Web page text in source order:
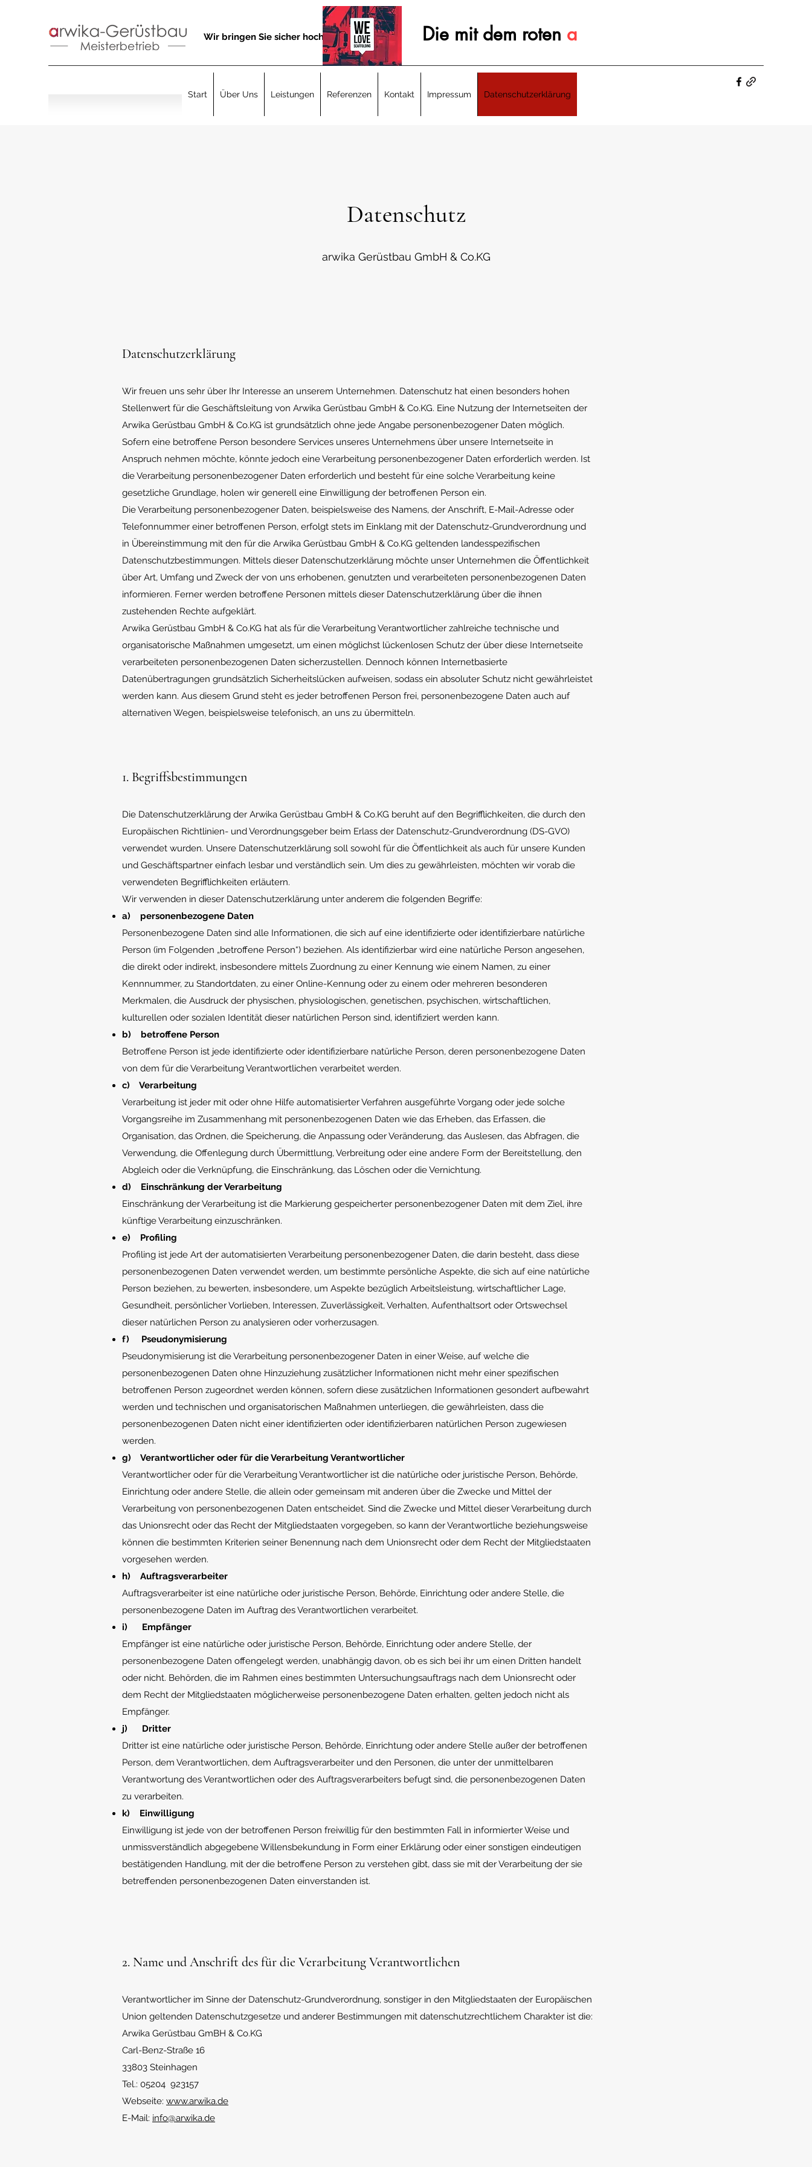
Wir bringen Sie sicher hoch!
Start Über Uns Leistungen Referenzen Kontakt Impressum Datenschutzerklärung
Die mit dem roten a
Datenschutz
arwika Gerüstbau GmbH & Co.KG
Datenschutzerklärung
Wir freuen uns sehr über Ihr Interesse an unserem Unternehmen. Datenschutz hat einen besonders hohen
Stellenwert für die Geschäftsleitung von Arwika Gerüstbau GmbH & Co.KG. Eine Nutzung der Internetseiten der
Arwika Gerüstbau GmbH & Co.KG ist grundsätzlich ohne jede Angabe personenbezogener Daten möglich.
Sofern eine betroffene Person besondere Services unseres Unternehmens über unsere Internetseite in
Anspruch nehmen möchte, könnte jedoch eine Verarbeitung personenbezogener Daten erforderlich werden. Ist
die Verarbeitung personenbezogener Daten erforderlich und besteht für eine solche Verarbeitung keine
gesetzliche Grundlage, holen wir generell eine Einwilligung der betroffenen Person ein.
Die Verarbeitung personenbezogener Daten, beispielsweise des Namens, der Anschrift, E-Mail-Adresse oder
Telefonnummer einer betroffenen Person, erfolgt stets im Einklang mit der Datenschutz-Grundverordnung und
in Übereinstimmung mit den für die Arwika Gerüstbau GmbH & Co.KG geltenden landesspezifischen
Datenschutzbestimmungen. Mittels dieser Datenschutzerklärung möchte unser Unternehmen die Öffentlichkeit
über Art, Umfang und Zweck der von uns erhobenen, genutzten und verarbeiteten personenbezogenen Daten
informieren. Ferner werden betroffene Personen mittels dieser Datenschutzerklärung über die ihnen
zustehenden Rechte aufgeklärt.
Arwika Gerüstbau GmbH & Co.KG hat als für die Verarbeitung Verantwortlicher zahlreiche technische und
organisatorische Maßnahmen umgesetzt, um einen möglichst lückenlosen Schutz der über diese Internetseite
verarbeiteten personenbezogenen Daten sicherzustellen. Dennoch können Internetbasierte
Datenübertragungen grundsätzlich Sicherheitslücken aufweisen, sodass ein absoluter Schutz nicht gewährleistet
werden kann. Aus diesem Grund steht es jeder betroffenen Person frei, personenbezogene Daten auch auf
alternativen Wegen, beispielsweise telefonisch, an uns zu übermitteln.
1. Begriffsbestimmungen
Die Datenschutzerklärung der Arwika Gerüstbau GmbH & Co.KG beruht auf den Begrifflichkeiten, die durch den
Europäischen Richtlinien- und Verordnungsgeber beim Erlass der Datenschutz-Grundverordnung (DS-GVO)
verwendet wurden. Unsere Datenschutzerklärung soll sowohl für die Öffentlichkeit als auch für unsere Kunden
und Geschäftspartner einfach lesbar und verständlich sein. Um dies zu gewährleisten, möchten wir vorab die
verwendeten Begrifflichkeiten erläutern.
Wir verwenden in dieser Datenschutzerklärung unter anderem die folgenden Begriffe:
a) personenbezogene Daten
Personenbezogene Daten sind alle Informationen, die sich auf eine identifizierte oder identifizierbare natürliche
Person (im Folgenden „betroffene Person“) beziehen. Als identifizierbar wird eine natürliche Person angesehen,
die direkt oder indirekt, insbesondere mittels Zuordnung zu einer Kennung wie einem Namen, zu einer
Kennnummer, zu Standortdaten, zu einer Online-Kennung oder zu einem oder mehreren besonderen
Merkmalen, die Ausdruck der physischen, physiologischen, genetischen, psychischen, wirtschaftlichen,
kulturellen oder sozialen Identität dieser natürlichen Person sind, identifiziert werden kann.
b) betroffene Person
Betroffene Person ist jede identifizierte oder identifizierbare natürliche Person, deren personenbezogene Daten
von dem für die Verarbeitung Verantwortlichen verarbeitet werden.
c) Verarbeitung
Verarbeitung ist jeder mit oder ohne Hilfe automatisierter Verfahren ausgeführte Vorgang oder jede solche
Vorgangsreihe im Zusammenhang mit personenbezogenen Daten wie das Erheben, das Erfassen, die
Organisation, das Ordnen, die Speicherung, die Anpassung oder Veränderung, das Auslesen, das Abfragen, die
Verwendung, die Offenlegung durch Übermittlung, Verbreitung oder eine andere Form der Bereitstellung, den
Abgleich oder die Verknüpfung, die Einschränkung, das Löschen oder die Vernichtung.
d) Einschränkung der Verarbeitung
Einschränkung der Verarbeitung ist die Markierung gespeicherter personenbezogener Daten mit dem Ziel, ihre
künftige Verarbeitung einzuschränken.
e) Profiling
Profiling ist jede Art der automatisierten Verarbeitung personenbezogener Daten, die darin besteht, dass diese
personenbezogenen Daten verwendet werden, um bestimmte persönliche Aspekte, die sich auf eine natürliche
Person beziehen, zu bewerten, insbesondere, um Aspekte bezüglich Arbeitsleistung, wirtschaftlicher Lage,
Gesundheit, persönlicher Vorlieben, Interessen, Zuverlässigkeit, Verhalten, Aufenthaltsort oder Ortswechsel
dieser natürlichen Person zu analysieren oder vorherzusagen.
f) Pseudonymisierung
Pseudonymisierung ist die Verarbeitung personenbezogener Daten in einer Weise, auf welche die
personenbezogenen Daten ohne Hinzuziehung zusätzlicher Informationen nicht mehr einer spezifischen
betroffenen Person zugeordnet werden können, sofern diese zusätzlichen Informationen gesondert aufbewahrt
werden und technischen und organisatorischen Maßnahmen unterliegen, die gewährleisten, dass die
personenbezogenen Daten nicht einer identifizierten oder identifizierbaren natürlichen Person zugewiesen
werden.
g) Verantwortlicher oder für die Verarbeitung Verantwortlicher
Verantwortlicher oder für die Verarbeitung Verantwortlicher ist die natürliche oder juristische Person, Behörde,
Einrichtung oder andere Stelle, die allein oder gemeinsam mit anderen über die Zwecke und Mittel der
Verarbeitung von personenbezogenen Daten entscheidet. Sind die Zwecke und Mittel dieser Verarbeitung durch
das Unionsrecht oder das Recht der Mitgliedstaaten vorgegeben, so kann der Verantwortliche beziehungsweise
können die bestimmten Kriterien seiner Benennung nach dem Unionsrecht oder dem Recht der Mitgliedstaaten
vorgesehen werden.
h) Auftragsverarbeiter
Auftragsverarbeiter ist eine natürliche oder juristische Person, Behörde, Einrichtung oder andere Stelle, die
personenbezogene Daten im Auftrag des Verantwortlichen verarbeitet.
i) Empfänger
Empfänger ist eine natürliche oder juristische Person, Behörde, Einrichtung oder andere Stelle, der
personenbezogene Daten offengelegt werden, unabhängig davon, ob es sich bei ihr um einen Dritten handelt
oder nicht. Behörden, die im Rahmen eines bestimmten Untersuchungsauftrags nach dem Unionsrecht oder
dem Recht der Mitgliedstaaten möglicherweise personenbezogene Daten erhalten, gelten jedoch nicht als
Empfänger.
j) Dritter
Dritter ist eine natürliche oder juristische Person, Behörde, Einrichtung oder andere Stelle außer der betroffenen
Person, dem Verantwortlichen, dem Auftragsverarbeiter und den Personen, die unter der unmittelbaren
Verantwortung des Verantwortlichen oder des Auftragsverarbeiters befugt sind, die personenbezogenen Daten
zu verarbeiten.
k) Einwilligung
Einwilligung ist jede von der betroffenen Person freiwillig für den bestimmten Fall in informierter Weise und
unmissverständlich abgegebene Willensbekundung in Form einer Erklärung oder einer sonstigen eindeutigen
bestätigenden Handlung, mit der die betroffene Person zu verstehen gibt, dass sie mit der Verarbeitung der sie
betreffenden personenbezogenen Daten einverstanden ist.
2. Name und Anschrift des für die Verarbeitung Verantwortlichen
Verantwortlicher im Sinne der Datenschutz-Grundverordnung, sonstiger in den Mitgliedstaaten der Europäischen
Union geltenden Datenschutzgesetze und anderer Bestimmungen mit datenschutzrechtlichem Charakter ist die:
Arwika Gerüstbau GmBH & Co.KG
Carl-Benz-Straße 16
33803 Steinhagen
Tel.: 05204 923157
Webseite: www.arwika.de
E-Mail: info@arwika.de